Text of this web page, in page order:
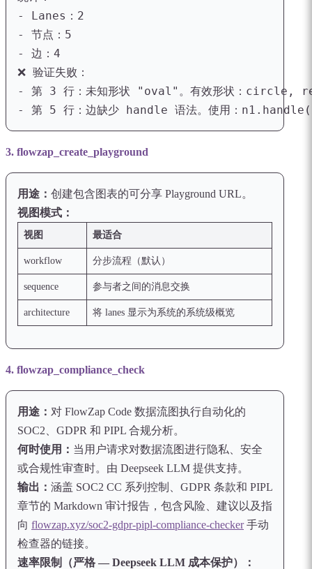
- Lanes：2
- 节点：5
- 边：4
❌ 验证失败：
- 第 3 行：未知形状 "oval"。有效形状：
- 第 5 行：边缺少 handle 语法。使用：
3. flowzap_create_playground
用途： 创建包含图表的可分享 Playground URL。
视图模式：
视图 最适合
workflow 分步流程（默认）
sequence 参与者之间的消息交换
architecture 将 lanes 显示为系统的系统级概览
4. flowzap_compliance_check
用途： 对 FlowZap Code 数据流图执行自动化的
SOC2、GDPR 和 PIPL 合规分析。
何时使用： 当用户请求对数据流图进行隐私、安全
或合规性审查时。由 Deepseek LLM 提供支持。
输出： 涵盖 SOC2 CC 系列控制、GDPR 条款和 PIPL
章节的 Markdown 审计报告，包含风险、建议以及指
向 flowzap.xyz/soc2-gdpr-pipl-compliance-checker手动
检查器的链接。
速率限制（严格 — Deepseek LLM 成本保护）：